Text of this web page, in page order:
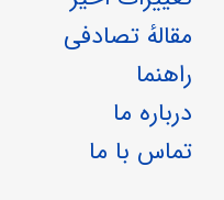
مقالهٔ تصادفی
راهنما
درباره ما
تماس با ما